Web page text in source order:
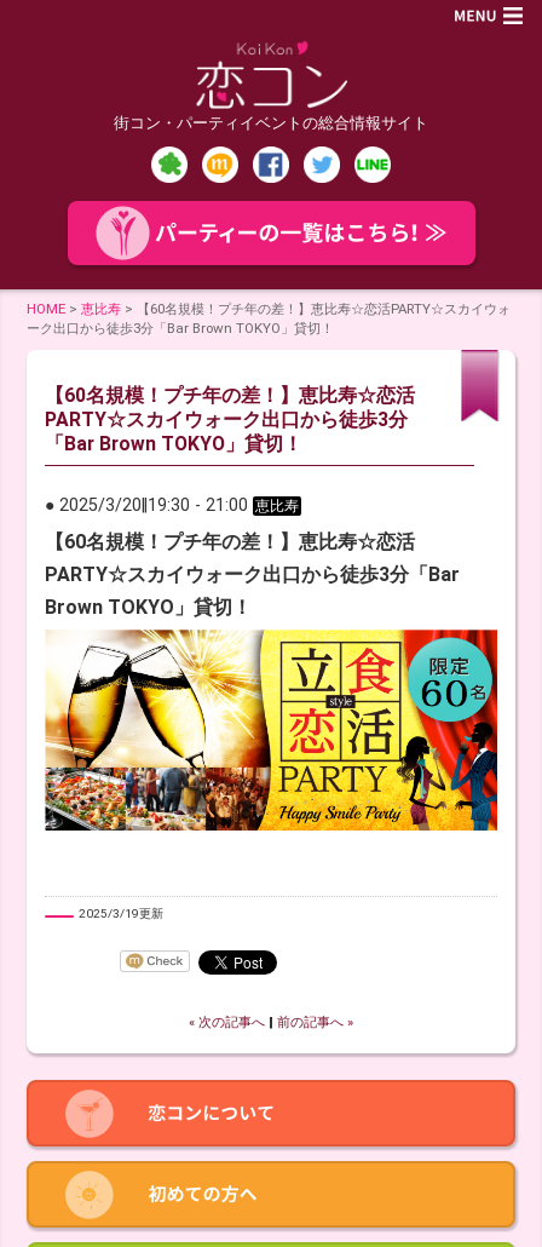
街コン・パーティイベントの総合情報サイト
HOME >恵比寿 >
【60名規模！プチ年の差！】恵比寿☆恋活PARTY☆スカイウォ
ーク出口から徒歩3分「Bar Brown TOKYO」貸切！
【60名規模！プチ年の差！】恵比寿☆恋活
PARTY☆スカイウォーク出口から徒歩3分
「Bar Brown TOKYO」貸切！
● 2025/3/20 19:30 - 21:00 恵比寿
【60名規模！プチ年の差！】恵比寿☆恋活
PARTY☆スカイウォーク出口から徒歩3分「Bar
Brown TOKYO」貸切！
2025/3/19更新
« 次の記事へ 前の記事へ »